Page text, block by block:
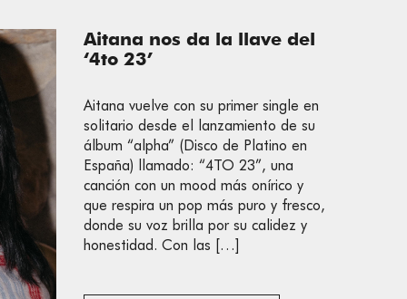
Aitana nos da la llave del
‘4to 23’
Aitana vuelve con su primer single en
solitario desde el lanzamiento de su
álbum “alpha” (Disco de Platino en
España) llamado: “4TO 23”, una
canción con un mood más onírico y
que respira un pop más puro y fresco,
donde su voz brilla por su calidez y
honestidad. Con las […]